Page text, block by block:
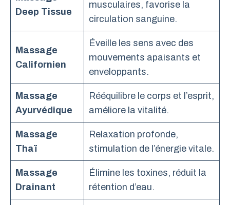
Deep Tissue
musculaires, favorise la
circulation sanguine.
Massage
Californien
Éveille les sens avec des
mouvements apaisants et
enveloppants.
Massage
Ayurvédique
Rééquilibre le corps et l’esprit,
améliore la vitalité.
Massage
Thaï
Relaxation profonde,
stimulation de l’énergie vitale.
Massage
Drainant
Élimine les toxines, réduit la
rétention d’eau.